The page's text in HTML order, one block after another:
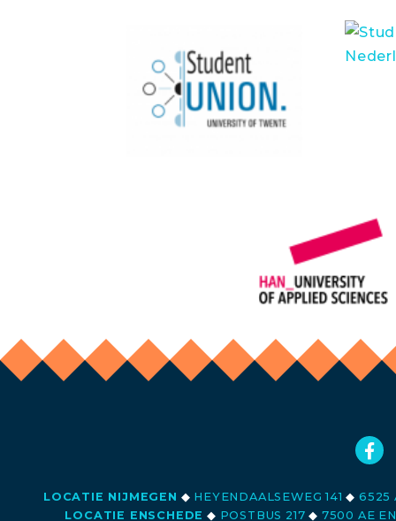
LOCATIE NIJMEGEN ◆ HEYENDAALSEWEG 141◆ 6525
LOCATIE ENSCHEDE ◆ POSTBUS 217◆ 7500 AE